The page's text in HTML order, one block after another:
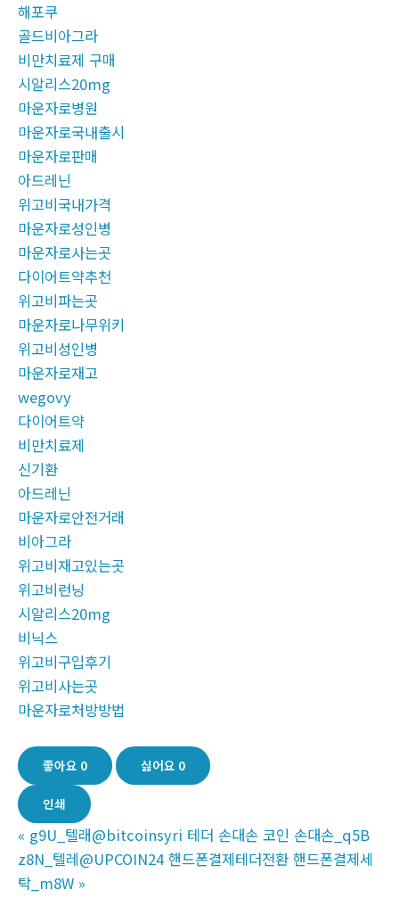
해포쿠
골드비아그라
비만치료제 구매
시알리스20mg
마운자로병원
마운자로국내출시
마운자로판매
아드레닌
위고비국내가격
마운자로성인병
마운자로사는곳
다이어트약추천
위고비파는곳
마운자로나무위키
위고비성인병
마운자로재고
wegovy
다이어트약
비만치료제
신기환
아드레닌
마운자로안전거래
비아그라
위고비재고있는곳
위고비런닝
시알리스20mg
비닉스
위고비구입후기
위고비사는곳
마운자로처방방법
좋아요 0 싫어요 0
인쇄
« g9U_텔래@bitcoinsyri 테더 손대손 코인 손대손_q5B
z8N_텔레@UPCOIN24 핸드폰결제테더전환 핸드폰결제세
탁_m8W »